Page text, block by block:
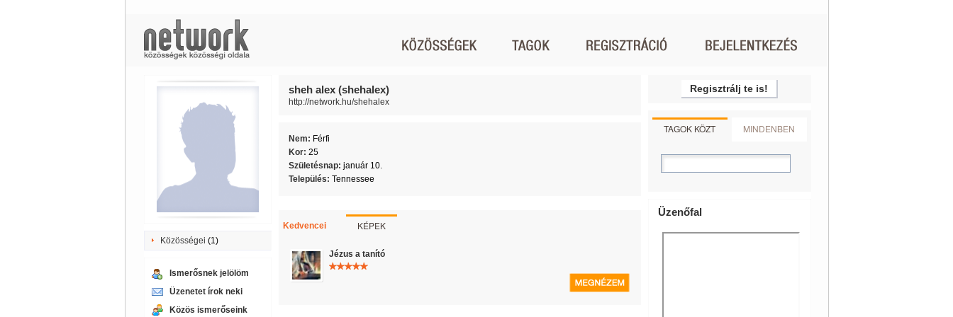
Közösségei (1)
Ismerősnek jelölöm
Üzenetet írok neki
Közös ismerőseink
sheh alex (shehalex)
http://network.hu/shehalex
Nem: Férfi
Kor: 25
Születésnap: január 10.
Település: Tennessee
Kedvencei KÉPEK
Jézus a tanító
Regisztrálj te is!
TAGOK KÖZT MINDENBEN
Üzenőfal